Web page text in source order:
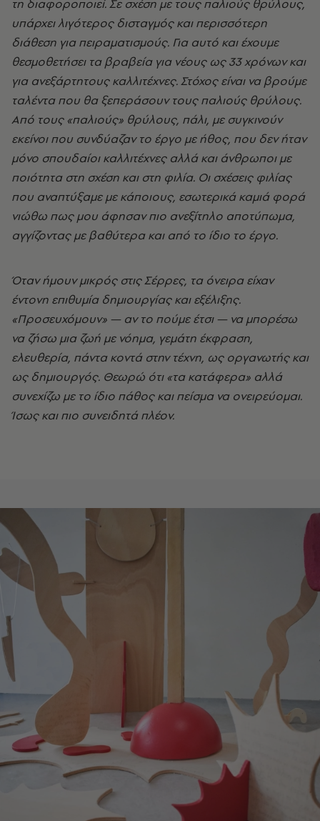
τη διαφοροποιεί. Σε σχέση με τους παλιούς θρύλους,
υπάρχει λιγότερος δισταγμός και περισσότερη
διάθεση για πειραματισμούς. Για αυτό και έχουμε
θεσμοθετήσει τα βραβεία για νέους ως 33 χρόνων και
για ανεξάρτητους καλλιτέχνες. Στόχος είναι να βρούμε
ταλέντα που θα ξεπεράσουν τους παλιούς θρύλους.
Από τους «παλιούς» θρύλους, πάλι, με συγκινούν
εκείνοι που συνδύαζαν το έργο με ήθος, που δεν ήταν
μόνο σπουδαίοι καλλιτέχνες αλλά και άνθρωποι με
ποιότητα στη σχέση και στη φιλία. Οι σχέσεις φιλίας
που αναπτύξαμε με κάποιους, εσωτερικά καμιά φορά
νιώθω πως μου άφησαν πιο ανεξίτηλο αποτύπωμα,
αγγίζοντας με βαθύτερα και από το ίδιο το έργο.
Όταν ήμουν μικρός στις Σέρρες, τα όνειρα είχαν
έντονη επιθυμία δημιουργίας και εξέλιξης.
«Προσευχόμουν» — αν το πούμε έτσι — να μπορέσω
να ζήσω μια ζωή με νόημα, γεμάτη έκφραση,
ελευθερία, πάντα κοντά στην τέχνη, ως οργανωτής και
ως δημιουργός. Θεωρώ ότι «τα κατάφερα» αλλά
συνεχίζω με το ίδιο πάθος και πείσμα να ονειρεύομαι.
Ίσως και πιο συνειδητά πλέον.